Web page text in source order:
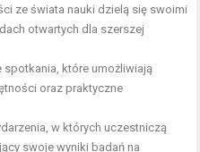
ze świata nauki dzielą się swoimi
otwartych dla szerszej
spotkania, które umożliwiają
oraz praktyczne
w których uczestniczą
swoje wyniki badań na